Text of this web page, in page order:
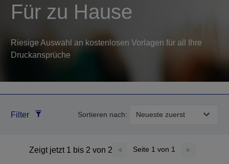
Für zu Hause
Riesige Auswahl an kostenlosen Vorlagen für all Ihre
Druckansprüche
Filter Sortieren nach:
Zeigt jetzt 1 bis 2 von 2 Seite 1 von 1